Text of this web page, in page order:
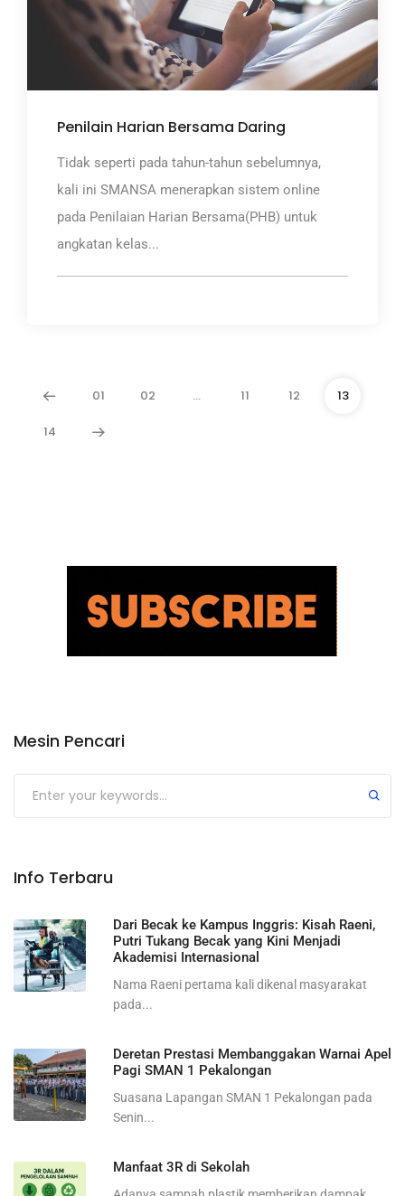
Penilain Harian Bersama Daring
Tidak seperti pada tahun-tahun sebelumnya,
kali ini SMANSA menerapkan sistem online
pada Penilaian Harian Bersama(PHB) untuk
angkatan kelas...
01 02 … 11 12 13
14
Mesin Pencari
Submit
Info Terbaru
Dari Becak ke Kampus Inggris: Kisah Raeni,
Putri Tukang Becak yang Kini Menjadi
Akademisi Internasional
Nama Raeni pertama kali dikenal masyarakat
pada...
Deretan Prestasi Membanggakan Warnai Apel
Pagi SMAN 1 Pekalongan
Suasana Lapangan SMAN 1 Pekalongan pada
Senin...
Manfaat 3R di Sekolah